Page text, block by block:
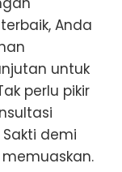
Anda
untuk
perlu pikir
demi